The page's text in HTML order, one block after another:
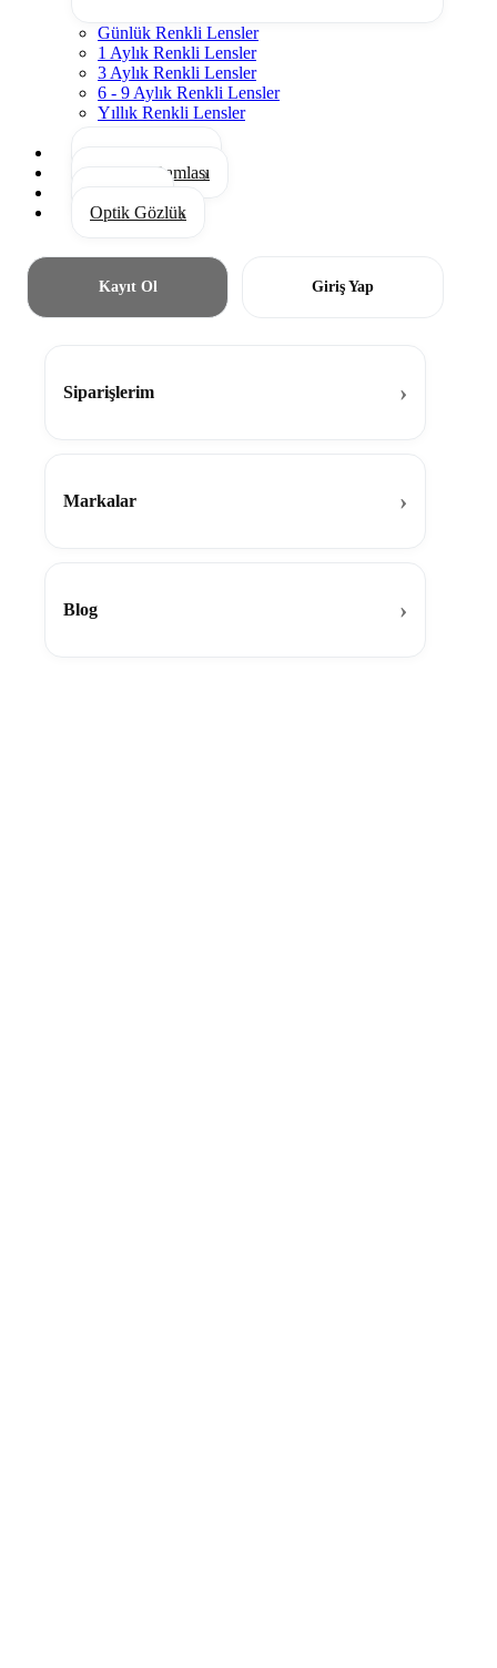
Günlük Renkli Lensler
1 Aylık Renkli Lensler
3 Aylık Renkli Lensler
6 - 9 Aylık Renkli Lensler
Yıllık Renkli Lensler
Gözyaşı Damlası
Optik Gözlük
Kayıt Ol Giriş Yap
Siparişlerim
Markalar
Blog